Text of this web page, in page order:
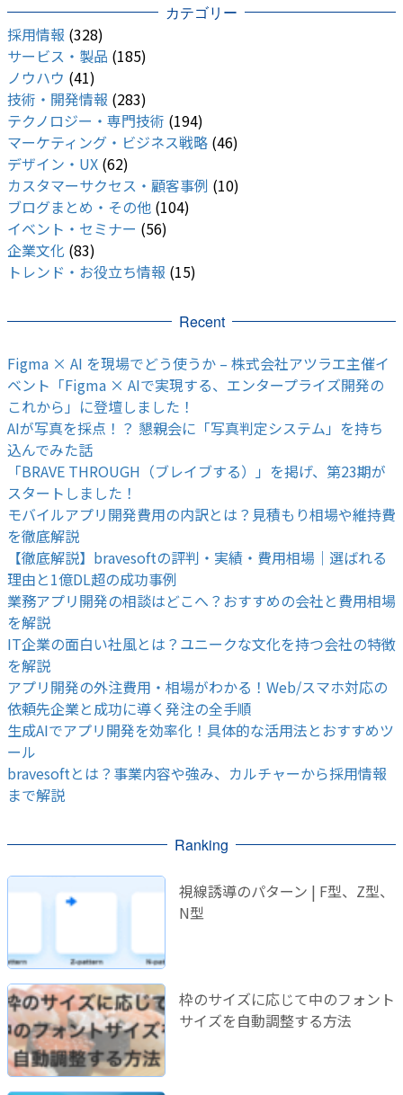
カテゴリー
採用情報 (328)
サービス・製品 (185)
ノウハウ (41)
技術・開発情報 (283)
テクノロジー・専門技術 (194)
マーケティング・ビジネス戦略 (46)
デザイン・UX (62)
カスタマーサクセス・顧客事例 (10)
ブログまとめ・その他 (104)
イベント・セミナー (56)
企業文化 (83)
トレンド・お役立ち情報 (15)
Recent
Figma × AI を現場でどう使うか – 株式会社アツラエ主催イ
ベント「Figma × AIで実現する、エンタープライズ開発の
これから」に登壇しました！
AIが写真を採点！？ 懇親会に「写真判定システム」を持ち
込んでみた話
「BRAVE THROUGH（ブレイブする）」を掲げ、第23期が
スタートしました！
モバイルアプリ開発費用の内訳とは？見積もり相場や維持費
を徹底解説
【徹底解説】bravesoftの評判・実績・費用相場｜選ばれる
理由と1億DL超の成功事例
業務アプリ開発の相談はどこへ？おすすめの会社と費用相場
を解説
IT企業の面白い社風とは？ユニークな文化を持つ会社の特徴
を解説
アプリ開発の外注費用・相場がわかる！Web/スマホ対応の
依頼先企業と成功に導く発注の全手順
生成AIでアプリ開発を効率化！具体的な活用法とおすすめツ
ール
bravesoftとは？事業内容や強み、カルチャーから採用情報
まで解説
Ranking
視線誘導のパターン | F型、Z型、
N型
枠のサイズに応じて中のフォント
サイズを自動調整する方法